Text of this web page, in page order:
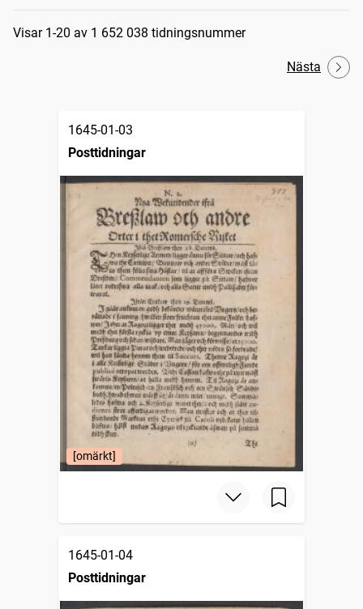
Sökresultat
Visar 1-20 av 1 652 038 tidningsnummer
Nästa
1645-01-03
Posttidningar
[omärkt]
1645-01-04
Posttidningar